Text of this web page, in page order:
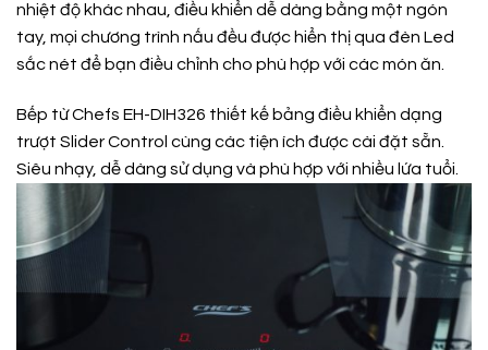
nhiệt độ khác nhau, điều khiển dễ dàng bằng một ngón
tay, mọi chương trình nấu đều được hiển thị qua đèn Led
sắc nét để bạn điều chỉnh cho phù hợp với các món ăn.
Bếp từ Chefs EH-DIH326 thiết kế bảng điều khiển dạng
trượt Slider Control cùng các tiện ích được cài đặt sẵn.
Siêu nhạy, dễ dàng sử dụng và phù hợp với nhiều lứa tuổi.